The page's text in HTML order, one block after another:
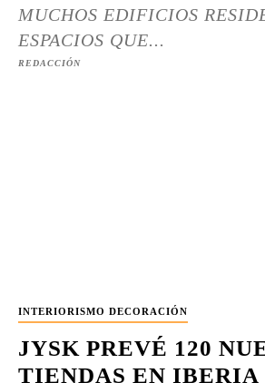
MUCHOS EDIFICIOS
ESPACIOS QUE...
REDACCIÓN
INTERIORISMO DECORACIÓN
JYSK PREVÉ 120
TIENDAS EN IBERIA